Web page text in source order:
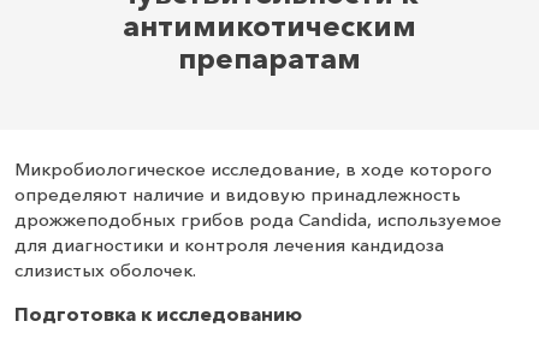
антимикотическим
препаратам
Микробиологическое исследование, в ходе которого
определяют наличие и видовую принадлежность
дрожжеподобных грибов рода Candida, используемое
для диагностики и контроля лечения кандидоза
слизистых оболочек.
Подготовка к исследованию